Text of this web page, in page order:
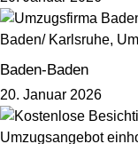
Baden/ Karlsruhe,
Baden-Baden
20. Januar 2026